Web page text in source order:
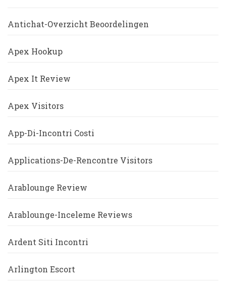
Antichat-Overzicht Beoordelingen
Apex Hookup
Apex It Review
Apex Visitors
App-Di-Incontri Costi
Applications-De-Rencontre Visitors
Arablounge Review
Arablounge-Inceleme Reviews
Ardent Siti Incontri
Arlington Escort